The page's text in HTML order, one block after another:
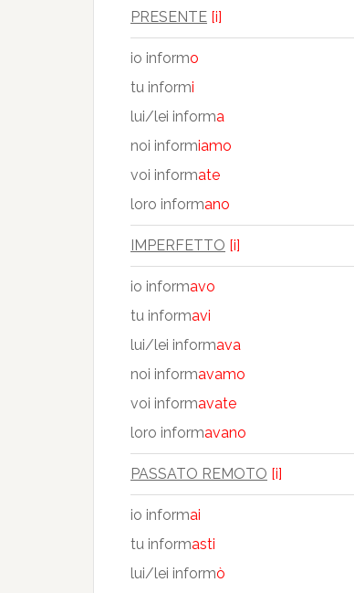
PRESENTE [i]
io informo
tu informi
lui/lei informa
noi informiamo
voi informate
loro informano
IMPERFETTO [i]
io informavo
tu informavi
lui/lei informava
noi informavamo
voi informavate
loro informavano
PASSATO REMOTO [i]
io informai
tu informasti
lui/lei informò